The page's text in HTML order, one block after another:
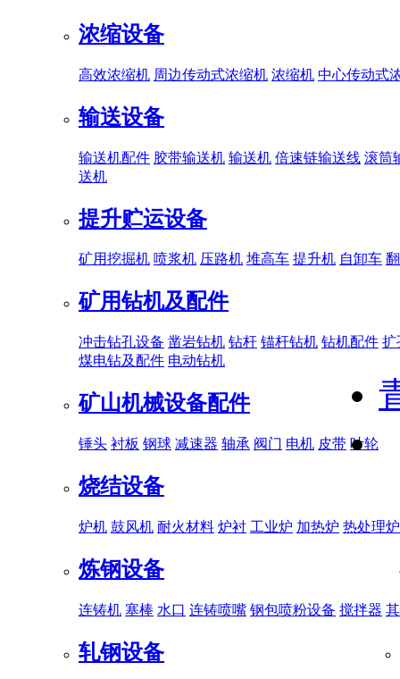
浓缩设备
高效浓缩机 周边传动式浓缩机 浓缩机 中心传动式
输送设备
输送机配件 胶带输送机 输送机 倍速链输送线 滚筒
送机
提升贮运设备
矿用挖掘机 喷浆机 压路机 堆高车 提升机 自卸车
矿用钻机及配件
冲击钻孔设备 凿岩钻机 钻杆 锚杆钻机 钻机配件 扩
煤电钻及配件 电动钻机
矿山机械设备配件
锤头 衬板 钢球 减速器 轴承 阀门 电机 皮带 叶轮
烧结设备
炉机 鼓风机 耐火材料 炉衬 工业炉 加热炉 热处理炉
炼钢设备
连铸机 塞棒 水口 连铸喷嘴 钢包喷粉设备 搅拌器
轧钢设备